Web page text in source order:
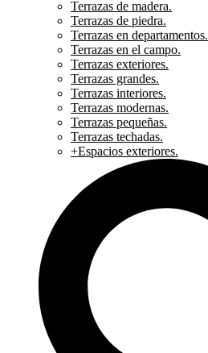
Terrazas de madera.
Terrazas de piedra.
Terrazas en departamentos.
Terrazas en el campo.
Terrazas exteriores.
Terrazas grandes.
Terrazas interiores.
Terrazas modernas.
Terrazas pequeñas.
Terrazas techadas.
+Espacios exteriores.